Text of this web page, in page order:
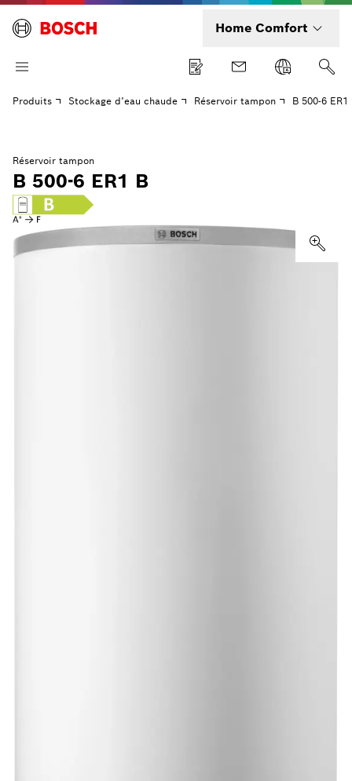
Home Comfort
Produits Stockage d’eau chaude Réservoir tampon B 500-6 ER1
Réservoir tampon
B 500-6 ER1 B